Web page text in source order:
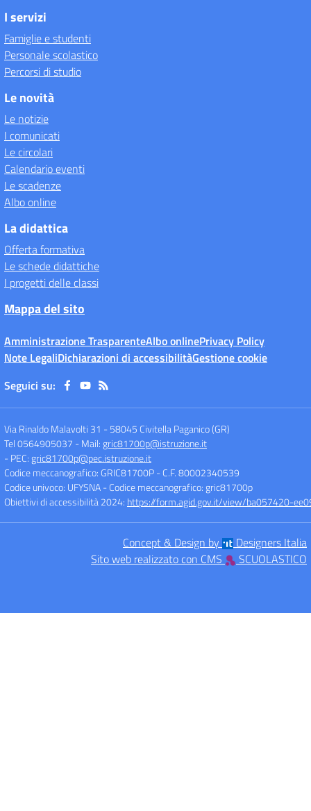
I servizi
Famiglie e studenti
Personale scolastico
Percorsi di studio
Le novità
Le notizie
I comunicati
Le circolari
Calendario eventi
Le scadenze
Albo online
La didattica
Offerta formativa
Le schede didattiche
I progetti delle classi
Mappa del sito
Amministrazione TrasparenteAlbo onlinePrivacy Policy
Note LegaliDichiarazioni di accessibilitàGestione cookie
Seguici su:
Via Rinaldo Malavolti 31 - 58045 Civitella Paganico (GR)
Tel 0564905037 - Mail:gric81700p@istruzione.it
- PEC:gric81700p@pec.istruzione.it
Codice meccanografico: GRIC81700P- C.F. 80002340539
Codice univoco: UFYSNA- Codice meccanografico: gric81700p
Obiettivi di accessibilità 2024: https://form.agid.gov.it/view/ba057420-
Concept & Design by
Designers Italia
Sito web realizzato con CMS
SCUOLASTICO